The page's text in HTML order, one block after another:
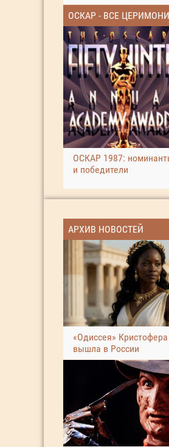
ОСКАР - ВСЕ
ОСКАР 1987:
и победители
АРХИВ НОВОСТЕЙ
«Одиссея»
вышла в России